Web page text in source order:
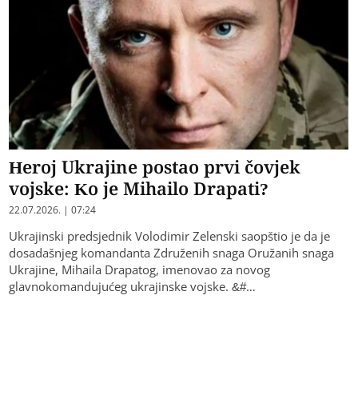
Heroj Ukrajine postao prvi čovjek
vojske: Ko je Mihailo Drapati?
22.07.2026. | 07:24
Ukrajinski predsjednik Volodimir Zelenski saopštio je da je
dosadašnjeg komandanta Združenih snaga Oružanih snaga
Ukrajine, Mihaila Drapatog, imenovao za novog
glavnokomandujućeg ukrajinske vojske. &#…